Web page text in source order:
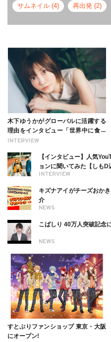
サムネイル (4) 再出発 (2)
INTERVIEW
木下ゆうかがグローバルに活躍する
理由をインタビュー「世界中に食べ
る幸せを伝えたい」新事務所加入に
INTERVIEW
【インタビュー】人気
ョンに聞いてみた【しもD
NEWS
キズナアイがチーズおか
介
NEWS
こばしり 40万人突破記念
すとぷりファンショップ 東京・大阪
にオープン!